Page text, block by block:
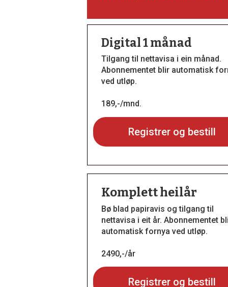
Digital 1 månad
Tilgang til nettavisa i ein månad.
Abonnementet blir automatisk
ved utløp.
189,-/mnd.
Registrer og bestill
Komplett heilår
Bø blad papiravis og tilgang til
nettavisa i eit år. Abonnementet
automatisk fornya ved utløp.
2490,-/år
Registrer og bestill